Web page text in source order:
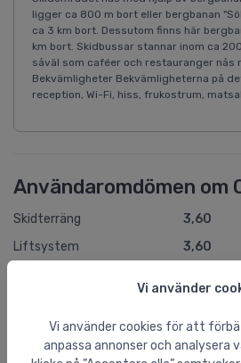
Vi använder
Vi använder cookies för att
anpassa annonser och analysera
ligger ca 800 m bort eller bergbanan
ca 3 km bort. Dessutom finns här
km bort. Skidbussar stannar inom ca
såväl som caféer och restauranger nås
Bekvämligheter Bekvämligheterna på
reception, Wi-Fi, hiss, frukostrum,
Användaromdömen om
Skidterräng
3,60
Liftsystem
3,60
Barnvänlig
3,00
Nybörjarvänlig
4,00